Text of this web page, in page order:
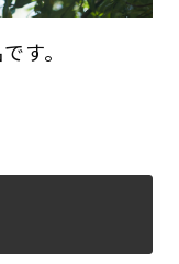
す。